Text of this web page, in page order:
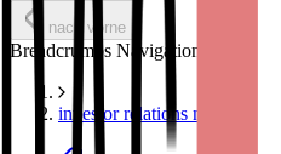
nach vorne
Breadcrumbs Navigation
investor relations news